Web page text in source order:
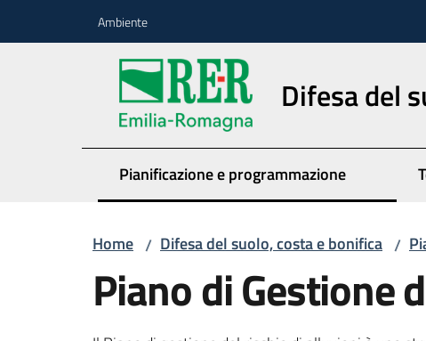
Ambiente
Difesa del
Pianificazione e programmazione
Home / Difesa del suolo, costa e bonifica /
Piano di Gestione